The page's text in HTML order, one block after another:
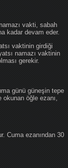
vakti, sabah
kadar devam eder.
vaktinin girdiği
namazı vaktinin
gerekir.
günü güneşin tepe
okunan öğle ezanı,
Cuma ezanından 30